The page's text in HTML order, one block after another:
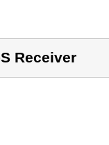
Receiver